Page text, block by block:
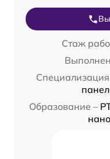
Стаж
Образование –